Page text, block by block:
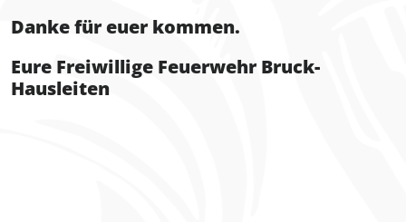
Danke für euer kommen.
Eure Freiwillige Feuerwehr Bruck-
Hausleiten